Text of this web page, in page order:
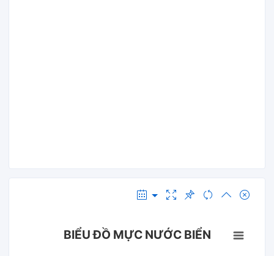
BIỂU ĐỒ MỰC NƯỚC BIỂN